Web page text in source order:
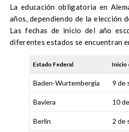
La educación obligatoria en
años, dependiendo de la elección
Las fechas de inicio del año
diferentes estados se encuentran
Estado Federal Inicio
Baden-Wurtembergia 9 de
Baviera 10
Berlín 2 de